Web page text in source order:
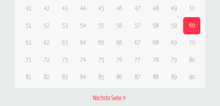
41 42 43 44 45 46 47 48 49 50
51 52 53 54 55 56 57 58 59 60
61 62 63 64 65 66 67 68 69 70
71 72 73 74 75 76 77 78 79 80
81 82 83 84 85 86 87 88 89 90
Nächste Seite